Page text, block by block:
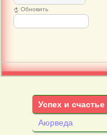
Обновить
Успех и
Аюрведа